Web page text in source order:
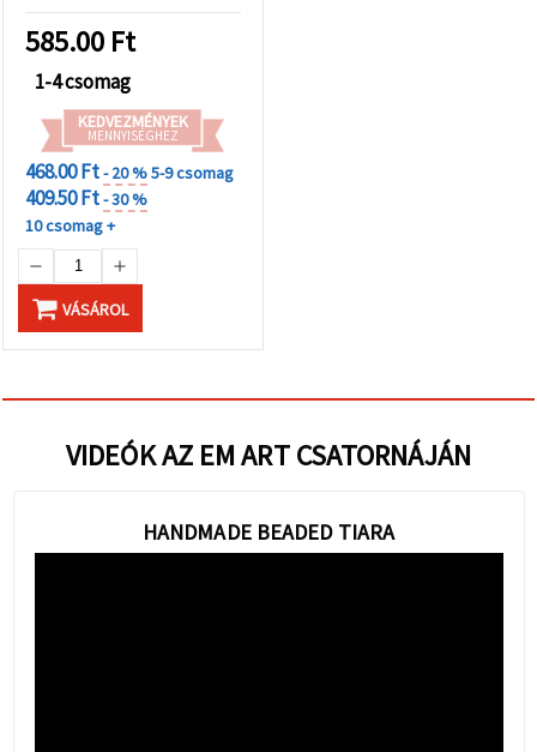
585.00 Ft
1-4 csomag
KEDVEZMÉNYEK
MENNYISÉGHEZ
468.00 Ft- 20 %5-9 csomag
409.50 Ft- 30 %
10 csomag +
VÁSÁROL
VIDEÓK AZ EM ART CSATORNÁJÁN
HANDMADE BEADED TIARA